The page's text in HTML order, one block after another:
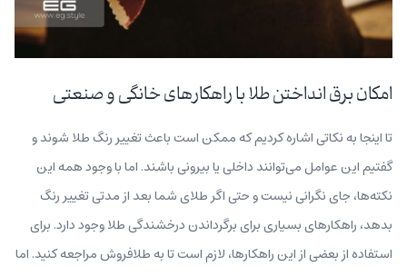
امکان برق انداختن طلا با راهکارهای خانگی و صنعتی
تا اینجا به نکاتی اشاره کردیم که ممکن است باعث تغییر رنگ طلا شوند و
گفتیم این عوامل می‌توانند داخلی یا بیرونی باشند. اما با وجود همه این
نکته‌ها، جای نگرانی نیست و حتی اگر طلای شما بعد از مدتی تغییر رنگ
بدهد، راهکارهای بسیاری برای برگرداندن درخشندگی طلا وجود دارد. برای
استفاده از بعضی از این راهکارها، لازم است تا به طلافروش مراجعه کنید. اما